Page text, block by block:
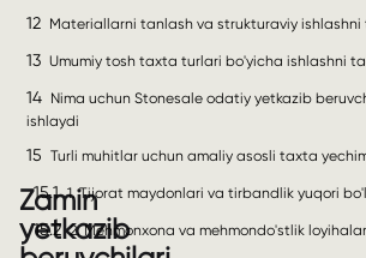
Zamin
yetkazib
12 Materiallarni tanlash va strukturaviy ishlashni
13 Umumiy tosh taxta turlari bo'yicha ishlashni
14 Nima uchun Stonesale odatiy yetkazib
ishlaydi
15 Turli muhitlar uchun amaliy asosli taxta
15.1 1. Tijorat maydonlari va tirbandlik yuqori
15.2 2. Mehmonxona va mehmondo'stlik